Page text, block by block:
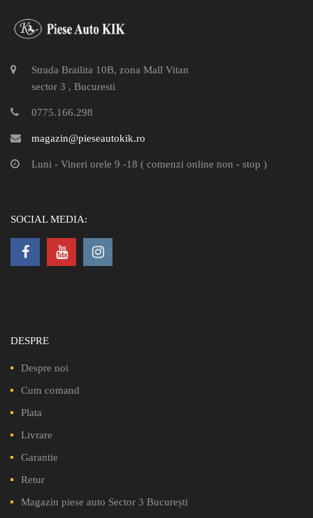
Strada Brailita 10B, zona Mall Vitan
sector 3 , Bucuresti
0775.166.298
magazin@pieseautokik.ro
Luni - Vineri orele 9 -18 ( comenzi online non - stop )
SOCIAL MEDIA:
DESPRE
Despre noi
Cum comand
Plata
Livrare
Garantie
Retur
Magazin piese auto Sector 3 București